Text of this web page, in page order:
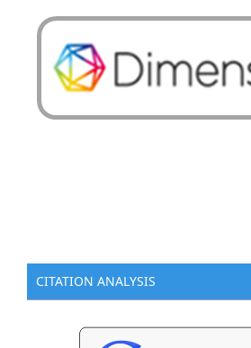
CITATION ANALYSIS